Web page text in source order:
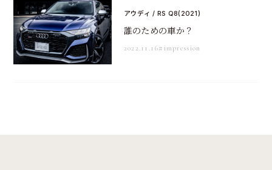
アウディ / RS Q8(2021)
誰のための車か？
2022.11.16#impression